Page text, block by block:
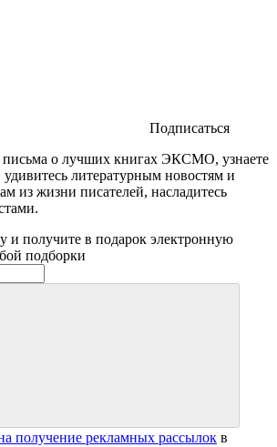
Подписаться
письма о лучших книгах ЭКСМО, узнаете
литературным новостям и
из жизни писателей, насладитесь
и получите в подарок электронную
подборки
получение рекламных рассылок в